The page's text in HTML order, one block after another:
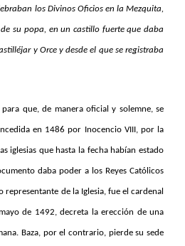
los Divinos Oficios en la Mezquita,
su popa, en un castillo fuerte que daba
y Orce y desde el que se registraba
que, de manera oficial y solemne, se
en 1486 por Inocencio VIII, por la
iglesias que hasta la fecha habían estado
daba poder a los Reyes Católicos
de la Iglesia, fue el cardenal
de 1492, decreta la erección de una
Baza, por el contrario, pierde su sede